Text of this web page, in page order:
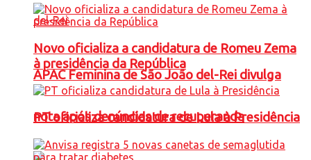
APAC Feminina de São João del-Rei divulga
nota após denúncias de recuperanda
Novo oficializa a candidatura de Romeu Zema
à presidência da República
PT oficializa candidatura de Lula à Presidência